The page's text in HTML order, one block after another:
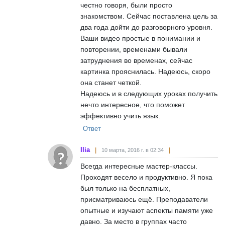
честно говоря, были просто
знакомством. Сейчас поставлена цель за
два года дойти до разговорного уровня.
Ваши видео простые в понимании и
повторении, временами бывали
затруднения во временах, сейчас
картинка прояснилась. Надеюсь, скоро
она станет четкой.
Надеюсь и в следующих уроках получить
нечто интересное, что поможет
эффективно учить язык.
Ответ
Ilia 10 марта, 2016 г. в 02:34
Всегда интересные мастер-классы.
Проходят весело и продуктивно. Я пока
был только на бесплатных,
присматриваюсь ещё. Преподаватели
опытные и изучают аспекты памяти уже
давно. За место в группах часто